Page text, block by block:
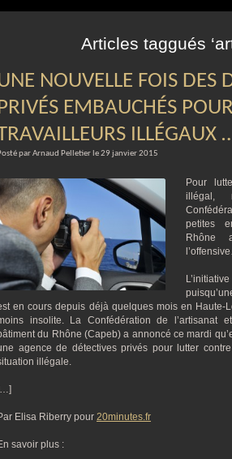
Articles taggués
NOUVELLE FOIS DES
EMBAUCHÉS
ILLÉGAUX
par Arnaud Pelletier le 29 janvier 2015
Pour
illégal,
petites
Rhône
en cours depuis déjà quelques mois en Haute-
insolite. La Confédération de l’artisanat
du Rhône (Capeb) a annoncé ce mardi
agence de détectives privés pour lutter
illégale.
Elisa Riberry pour 20minutes.fr
savoir plus :